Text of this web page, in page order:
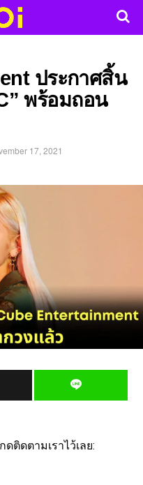
ประกาศสิ้น
พร้อมถอน
17, 2021
ติดตามเราไว้เลย: